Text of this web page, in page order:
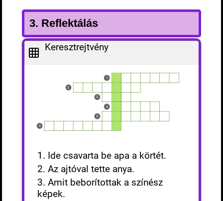
3. Reflektálás
Keresztrejtvény
1
2
3
4
5
6
1. Ide csavarta be apa a körtét.
2. Az ajtóval tette anya.
3. Amit beborítottak a színész
képek.